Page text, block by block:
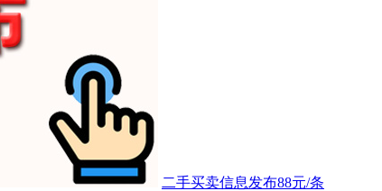
二手买卖信息发布88元/条